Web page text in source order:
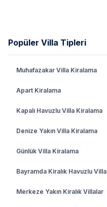
Popüler Villa Tipleri
Muhafazakar Villa Kiralama
Apart Kiralama
Kapalı Havuzlu Villa Kiralama
Denize Yakın Villa Kiralama
Günlük Villa Kiralama
Bayramda Kiralık Havuzlu Villa
Merkeze Yakın Kiralık Villalar